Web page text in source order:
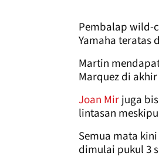
Pembalap wild-
Yamaha teratas
Martin
Marquez di
Joan Mirjuga
lintasan
Semua mata
dimulai pukul 3